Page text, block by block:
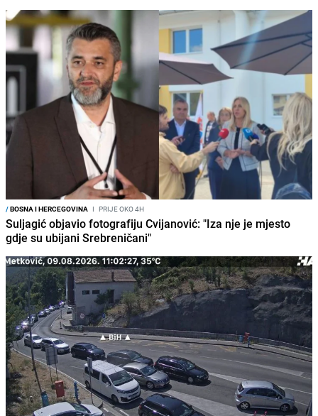
/BOSNA I HERCEGOVINA I PRIJE OKO 4H
Suljagić objavio fotografiju Cvijanović: "Iza nje je mjesto
gdje su ubijani Srebreničani"